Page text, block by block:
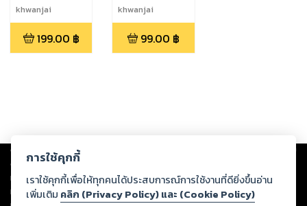
เขียนบทความ
khwanjai
wongchuay
199.00 ฿
khwanjai
wongchuay
99.00 ฿
Copyright © 2026
ต่อผลงานหรือเนื้อหาใดที่อัปโหลดผ่านเว็บไซต์และปรากฏว่าละเมิดสิทธิใน
ทรัพย์สินทางปัญญาของบุคคลอื่นหรือขัดต่อกฎหมายและศีลธรรม ดังนั้น ผู้อ่าน
ทุกท่านโปรดใช้วิจารณญาณในการกลั่นกรองด้วยตนเอง และหากท่านพบว่าส่วน
การใช้คุกกี้
เราใช้คุกกี้เพื่อให้ทุกคนได้ประสบการณ์การใช้งานที่ดียิ่งขึ้นอ่าน
เพิ่มเติม คลิก (Privacy Policy) และ (Cookie Policy)